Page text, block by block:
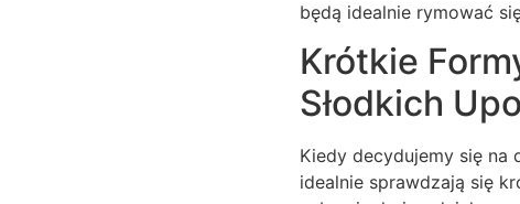
będą idealnie rymować
Krótkie
Słodkich
Kiedy decydujemy się na
idealnie sprawdzają się